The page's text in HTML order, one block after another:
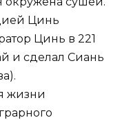
Цинь
Цинь в 221
и сделал Сиань
жизни